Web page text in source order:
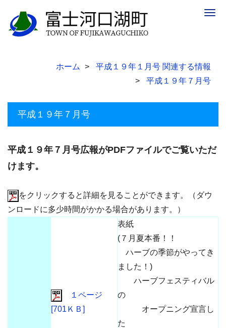
ホーム
平成１９年１月号 関連する情報
平成１９年７月号
平成１９年７月号
平成１９年７月号広報がPDFファイルでご覧いただ
けます。
をクリックすると詳細を見ることができます。（ダウ
ンロードに多少時間がかかる場合があります。）
１ページ
[701ＫＢ]
表紙
(７月夏本番！！
ハーブの季節がやってき
ました！)
ハーブフェスティバル
の
オープニング宣言し
た